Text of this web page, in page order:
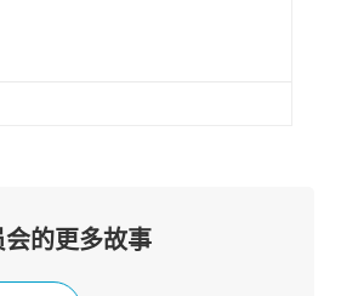
的更多故事